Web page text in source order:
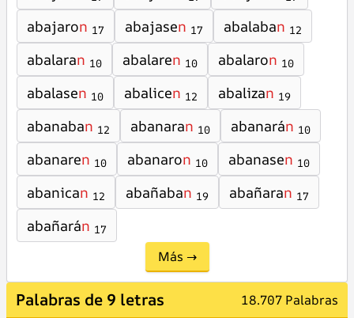
abajaron 17 abajasen 17 abalaban 12
abalaran 10 abalaren 10 abalaron 10
abalasen 10 abalicen 12 abalizan 19
abanaban 12 abanaran 10 abanarán 10
abanaren 10 abanaron 10 abanasen 10
abanican 12 abañaban 19 abañaran 17
abañarán 17
Más →
Palabras de 9 letras 18.707 Palabras